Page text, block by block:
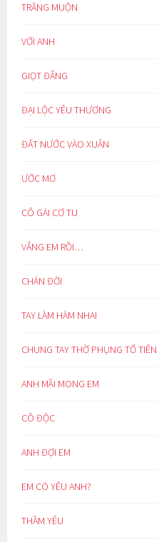
TRĂNG MUỘN
VỚI ANH
GIỌT ĐẮNG
ĐẠI LỘC YÊU THƯƠNG
ĐẤT NƯỚC VÀO XUÂN
ƯỚC MƠ
CÔ GÁI CƠ TU
VẮNG EM RỒI…
CHÁN ĐỜI
TAY LÀM HÀM NHAI
CHUNG TAY THỜ PHỤNG TỔ TIÊN
ANH MÃI MONG EM
CÔ ĐỘC
ANH ĐỢI EM
EM CÓ YÊU ANH?
THẦM YÊU